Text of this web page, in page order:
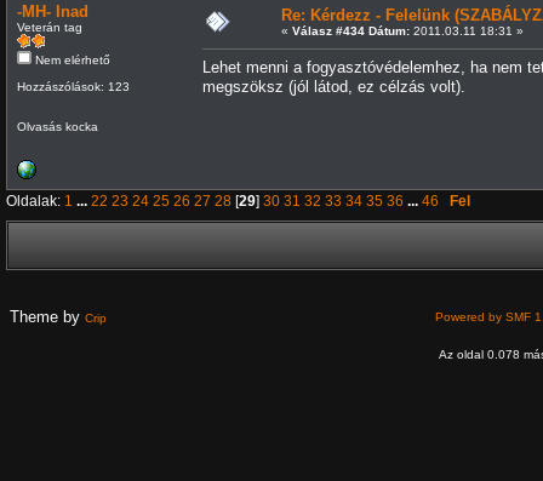
-MH- Inad
Veterán tag
Nem elérhető
Hozzászólások: 123
Olvasás kocka
Re: Kérdezz - Felelünk
« Válasz #434 Dátum:2011.03.11 18:31 »
Lehet menni a fogyasztóvédelemhez, ha nem
megszöksz (jól látod, ez célzás volt).
Oldalak: 1 ... 22 23 24 25 26 27 28[29] 30 31 32 33 34 35 36 ... 46 Fel
Theme by Crip Powered by SMF
Az oldal 0.078